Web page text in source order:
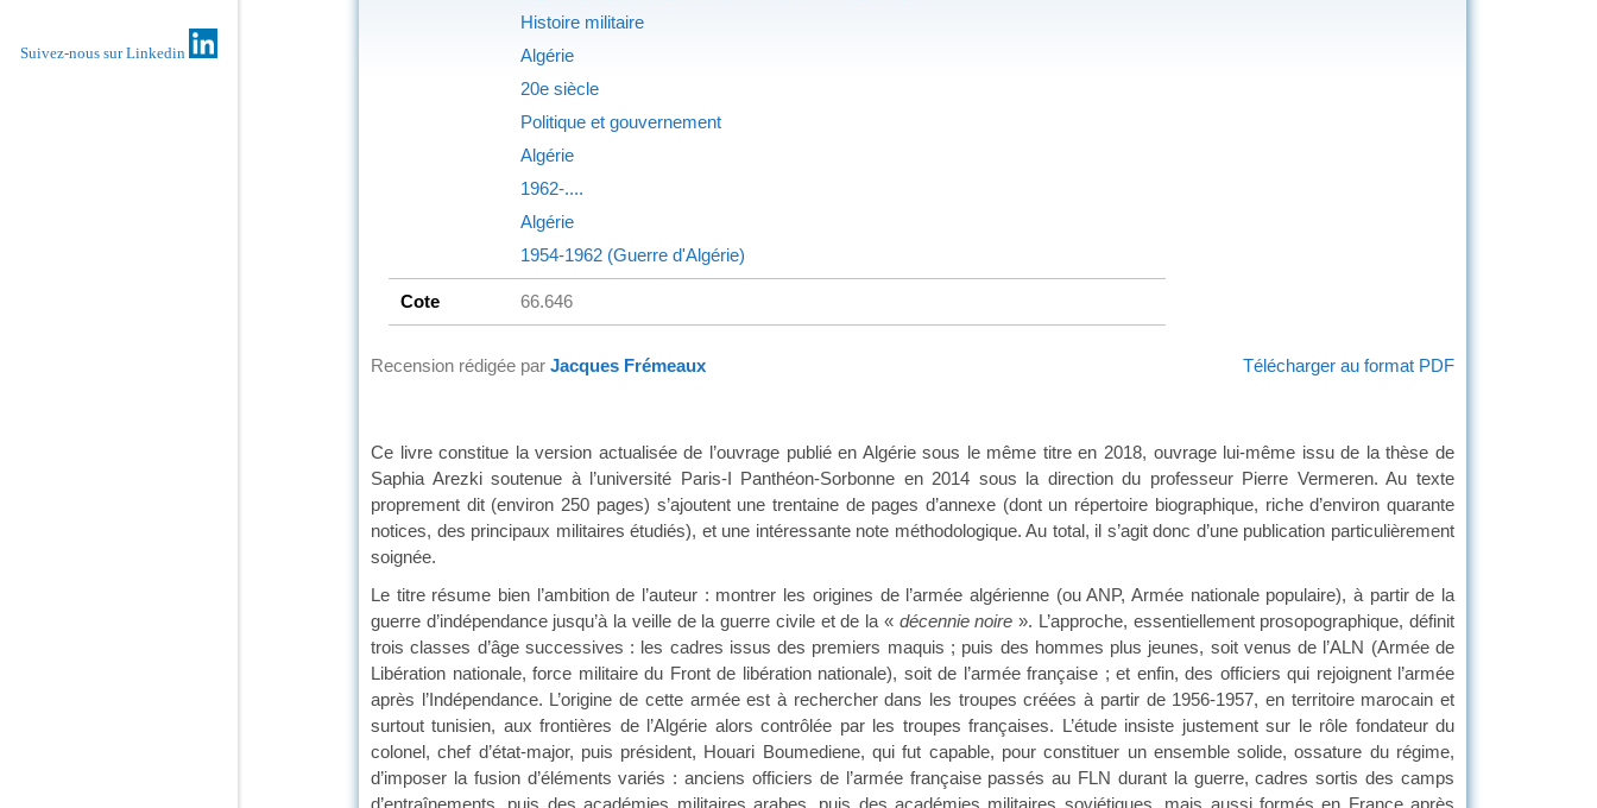
Suivez-nous sur Linkedin
Histoire militaire
Algérie
20e siècle
Politique et gouvernement
Algérie
1962-....
Algérie
1954-1962 (Guerre d'Algérie)
Cote 66.646
Télécharger au format PDF
Recension rédigée par Jacques Frémeaux
Ce livre constitue la version actualisée de l’ouvrage publié en Algérie sous le même titre en 2018, ouvrage lui-même issu de la thèse de
Saphia Arezki soutenue à l’université Paris-I Panthéon-Sorbonne en 2014 sous la direction du professeur Pierre Vermeren. Au texte
proprement dit (environ 250 pages) s’ajoutent une trentaine de pages d’annexe (dont un répertoire biographique, riche d’environ quarante
notices, des principaux militaires étudiés), et une intéressante note méthodologique. Au total, il s’agit donc d’une publication particulièrement
soignée.
Le titre résume bien l’ambition de l’auteur : montrer les origines de l’armée algérienne (ou ANP, Armée nationale populaire), à partir de la
guerre d’indépendance jusqu’à la veille de la guerre civile et de la « décennie noire ». L’approche, essentiellement prosopographique, définit
trois classes d’âge successives : les cadres issus des premiers maquis ; puis des hommes plus jeunes, soit venus de l’ALN (Armée de
Libération nationale, force militaire du Front de libération nationale), soit de l’armée française ; et enfin, des officiers qui rejoignent l’armée
après l’Indépendance. L’origine de cette armée est à rechercher dans les troupes créées à partir de 1956-1957, en territoire marocain et
surtout tunisien, aux frontières de l’Algérie alors contrôlée par les troupes françaises. L’étude insiste justement sur le rôle fondateur du
colonel, chef d’état-major, puis président, Houari Boumediene, qui fut capable, pour constituer un ensemble solide, ossature du régime,
d’imposer la fusion d’éléments variés : anciens officiers de l’armée française passés au FLN durant la guerre, cadres sortis des camps
d’entraînements, puis des académies militaires arabes, puis des académies militaires soviétiques, mais aussi formés en France après